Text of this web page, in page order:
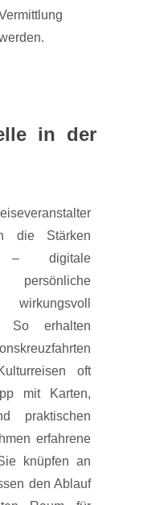
in der
die Stärken
– digitale
persönliche
So erhalten
oft
mit Karten,
praktischen
erfahrene
knüpfen an
den Ablauf